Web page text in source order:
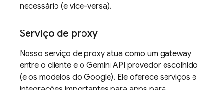
necessário (e vice-versa).
Serviço de proxy
Nosso serviço de proxy atua como um gateway
entre o cliente e o Gemini API provedor escolhido
(e os modelos do Google). Ele oferece serviços e